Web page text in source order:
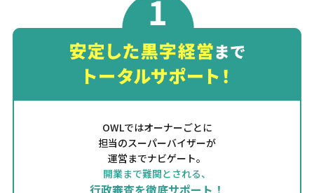
OWLではオーナーごとに
担当のスーパーバイザーが
運営までナビゲート。
開業まで難関とされる、
行政審査を徹底サポート！